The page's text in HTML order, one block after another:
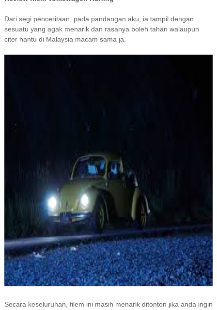
Dari segi penceritaan, pada pandangan aku, ia tampil dengan
sesuatu yang agak menarik dan rasanya boleh tahan walaupun
citer hantu di Malaysia macam sama ja.
Secara keseluruhan, filem ini masih menarik ditonton jika anda ingin